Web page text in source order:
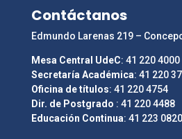
Contáctanos
Edmundo Larenas 219 –
Mesa Central UdeC: 41 220 4000
Secretaría Académica: 41 220
Oficina de títulos: 41 220 4754
Dir. de Postgrado : 41 220 4488
Educación Continua: 41 223 0820